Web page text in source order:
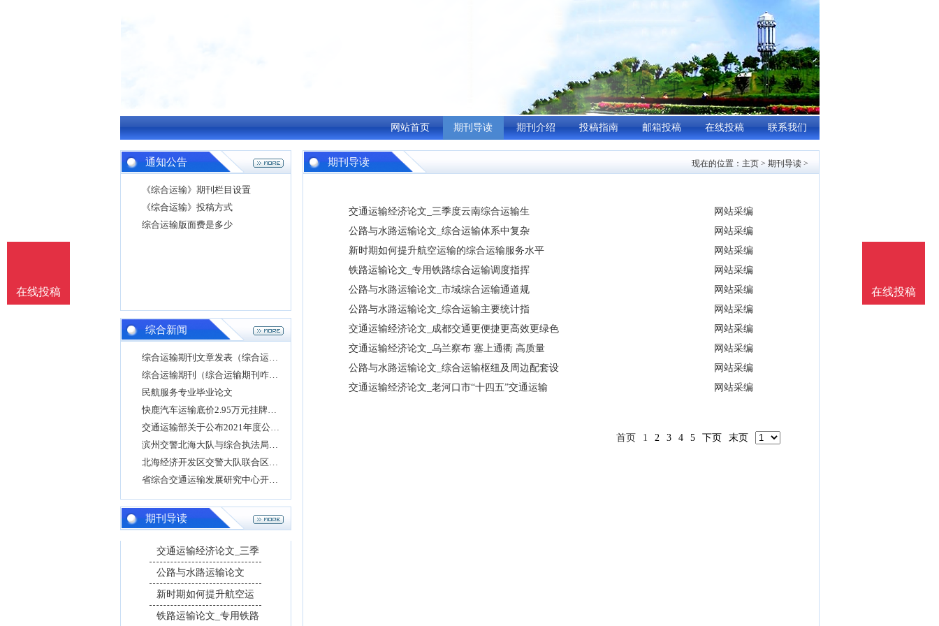
网站首页 期刊导读 期刊介绍 投稿指南 邮箱投稿 在线投稿 联系我们
通知公告
《综合运输》期刊栏目设置
《综合运输》投稿方式
综合运输版面费是多少
综合新闻
综合运输期刊文章发表（综合运输投稿）
综合运输期刊（综合运输期刊咋样）
民航服务专业毕业论文
快鹿汽车运输底价2.95万元挂牌转让快鹿汽车销售
交通运输部关于公布2021年度公路建设市场全国综
滨州交警北海大队与综合执法局走进运输企业督
北海经济开发区交警大队联合区综合执法局到辖
省综合交通运输发展研究中心开展酒驾醉驾警示
期刊导读
交通运输经济论文_三季
公路与水路运输论文
新时期如何提升航空运
铁路运输论文_专用铁路
期刊导读 现在的位置： 主页> 期刊导读>
交通运输经济论文_三季度云南综合运输生
网站采编
公路与水路运输论文_综合运输体系中复杂
网站采编
新时期如何提升航空运输的综合运输服务水平
网站采编
铁路运输论文_专用铁路综合运输调度指挥
网站采编
公路与水路运输论文_市域综合运输通道规
网站采编
公路与水路运输论文_综合运输主要统计指
网站采编
交通运输经济论文_成都交通更便捷更高效更绿色
网站采编
交通运输经济论文_乌兰察布 塞上通衢 高质量
网站采编
公路与水路运输论文_综合运输枢纽及周边配套设
网站采编
交通运输经济论文_老河口市“十四五”交通运输
网站采编
首页 1 2 3 4 5 下页 末页
在线投稿
在线投稿